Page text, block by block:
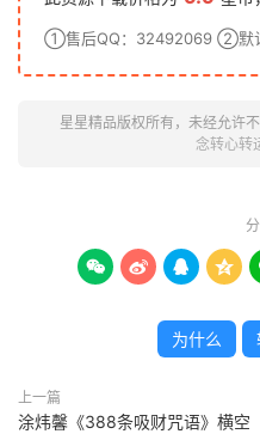
①售后QQ：32492069 ②默
星星精品版权所有，未经允许不
念转心转
   
为什么
上一篇
涂炜馨《388条吸财咒语》横空